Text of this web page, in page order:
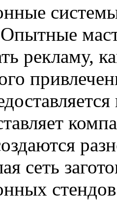
рекламу,
сеть